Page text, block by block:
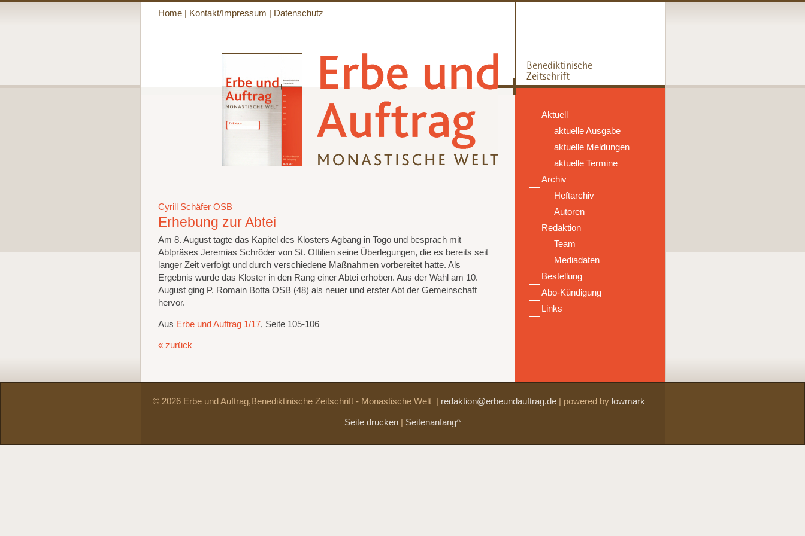
Home| Kontakt/Impressum Datenschutz
Aktuell
aktuelle Ausgabe
aktuelle Meldungen
aktuelle Termine
Archiv
Heftarchiv
Autoren
Redaktion
Team
Mediadaten
Bestellung
Abo-Kündigung
Links
Cyrill Schäfer OSB
Erhebung zur Abtei
Am 8. August tagte das Kapitel des Klosters Agbang in Togo und besprach mit
Abtpräses Jeremias Schröder von St. Ottilien seine Überlegungen, die es bereits seit
langer Zeit verfolgt und durch verschiedene Maßnahmen vorbereitet hatte. Als
Ergebnis wurde das Kloster in den Rang einer Abtei erhoben. Aus der Wahl am 10.
August ging P. Romain Botta OSB (48) als neuer und erster Abt der Gemeinschaft
hervor.
Aus Erbe und Auftrag 1/17, Seite 105-106
« zurück
© 2026 Erbe und Auftrag,Benediktinische Zeitschrift - Monastische Welt redaktion@erbeundauftrag.de| powered by lowmark
Seite drucken Seitenanfang^